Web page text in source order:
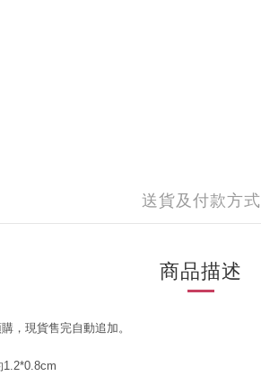
送貨及付款方式
商品描述
，現貨售完自動追加。